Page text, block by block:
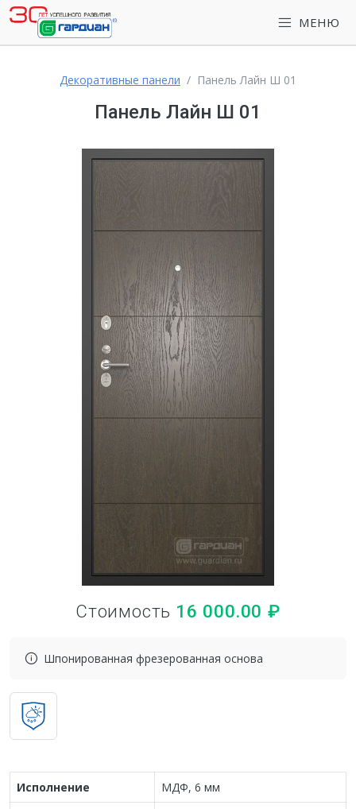
МЕНЮ
Декоративные панели Панель Лайн Ш 01
Панель Лайн Ш 01
Стоимость 16 000.00₽
Шпонированная фрезерованная основа
Исполнение
МДФ, 6 мм